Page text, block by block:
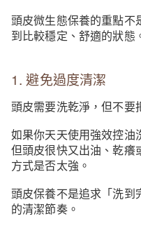
頭皮微生態保養的重點不
到比較穩定、舒適的狀態
1. 避免過度清潔
頭皮需要洗乾淨，但不要
如果你天天使用強效控油
但頭皮很快又出油、乾癢
方式是否太強。
頭皮保養不是追求「洗到
的清潔節奏。